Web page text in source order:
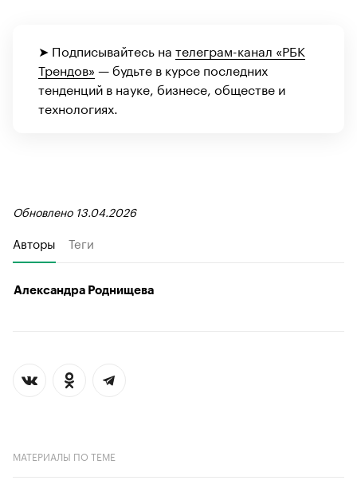
➤ Подписывайтесь на телеграм-канал «РБК
Трендов» — будьте в курсе последних
тенденций в науке, бизнесе, обществе и
технологиях.
Обновлено 13.04.2026
Авторы Теги
Александра Роднищева
МАТЕРИАЛЫ ПО ТЕМЕ